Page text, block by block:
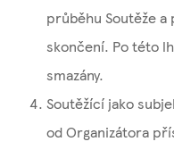
průběhu Soutěže a
skončení. Po této
smazány.
Soutěžící jako
od Organizátora